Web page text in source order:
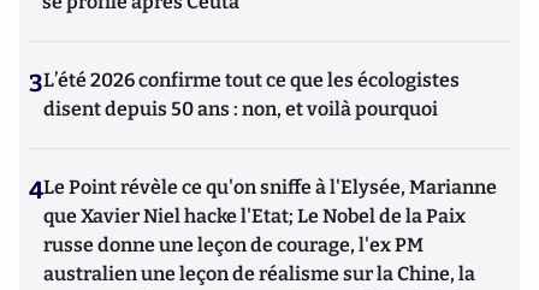
3L’été 2026 confirme tout ce que les écologistes
disent depuis 50 ans : non, et voilà pourquoi
4Le Point révèle ce qu'on sniffe à l'Elysée, Marianne
que Xavier Niel hacke l'Etat; Le Nobel de la Paix
russe donne une leçon de courage, l'ex PM
australien une leçon de réalisme sur la Chine, la